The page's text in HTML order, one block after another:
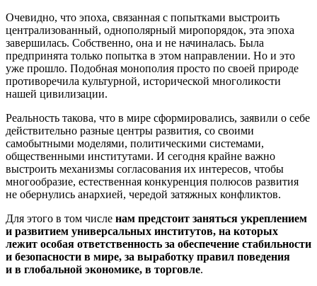
Очевидно, что эпоха, связанная с попытками выстроить
централизованный, однополярный миропорядок, эта эпоха
завершилась. Собственно, она и не начиналась. Была
предпринята только попытка в этом направлении. Но и это
уже прошло. Подобная монополия просто по своей природе
противоречила культурной, исторической многоликости
нашей цивилизации.
Реальность такова, что в мире сформировались, заявили о себе
действительно разные центры развития, со своими
самобытными моделями, политическими системами,
общественными институтами. И сегодня крайне важно
выстроить механизмы согласования их интересов, чтобы
многообразие, естественная конкуренция полюсов развития
не обернулись анархией, чередой затяжных конфликтов.
Для этого в том числе нам предстоит заняться укреплением
и развитием универсальных институтов, на которых
лежит особая ответственность за обеспечение стабильности
и безопасности в мире, за выработку правил поведения
и в глобальной экономике, в торговле.